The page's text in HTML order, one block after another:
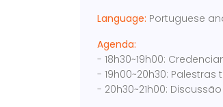
Language: Portuguese
Agenda:
- 18h30~19h00:
- 19h00~20h30:
- 20h30~21h00: